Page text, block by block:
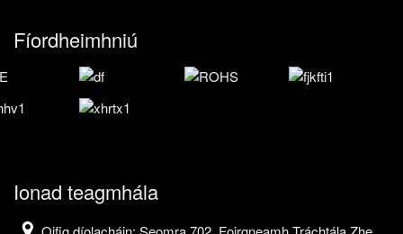
Fíordheimhniú
Ionad teagmhála